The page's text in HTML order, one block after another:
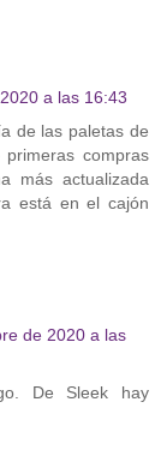
a las 16:43
de las paletas de
compras
más actualizada
está en el cajón
de 2020 a las
De Sleek hay